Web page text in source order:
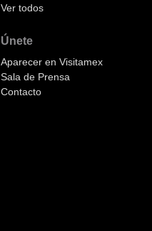
Ver todos
Únete
Aparecer en Visitamex
Sala de Prensa
Contacto